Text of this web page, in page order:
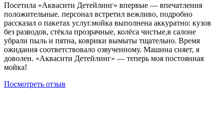
Посетила «Аквасити Детейлинг» впервые — впечатления
положительные. персонал встретил вежливо, подробно
рассказал о пакетах услуг.мойка выполнена аккуратно: кузов
без разводов, стёкла прозрачные, колёса чистые,в салоне
убрали пыль и пятна, коврики вымыты тщательно. Время
ожидания соответствовало озвученному. Машина сияет, я
доволен. «Аквасити Детейлинг» — теперь моя постоянная
мойка!
Посмотреть отзыв